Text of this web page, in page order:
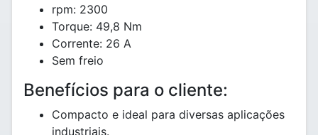
rpm: 2300
Torque: 49,8 Nm
Corrente: 26 A
Sem freio
Benefícios para o cliente:
Compacto e ideal para diversas aplicações
industriais.